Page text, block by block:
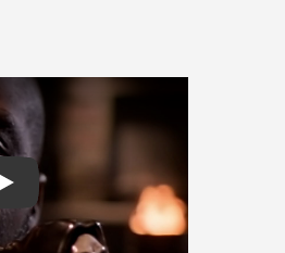
Play